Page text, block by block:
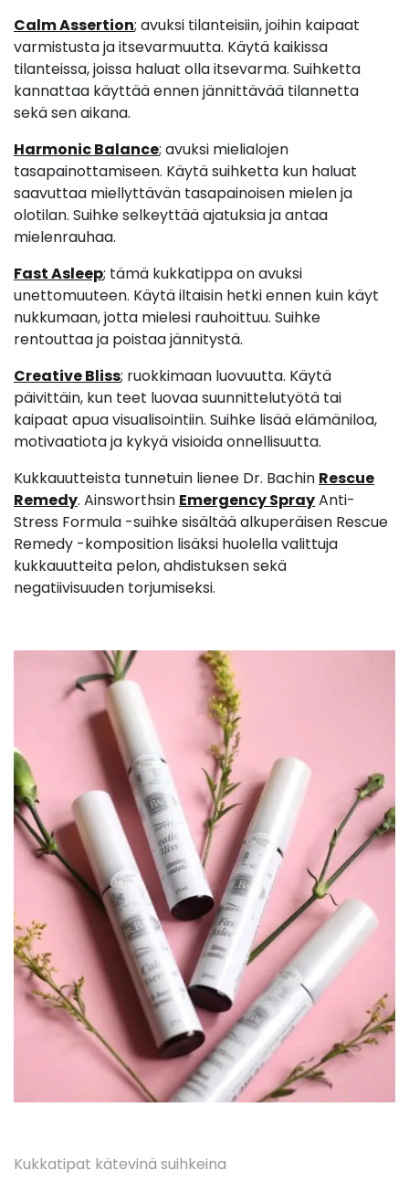
Calm Assertion; avuksi tilanteisiin, joihin kaipaat
varmistusta ja itsevarmuutta. Käytä kaikissa
tilanteissa, joissa haluat olla itsevarma. Suihketta
kannattaa käyttää ennen jännittävää tilannetta
sekä sen aikana.
Harmonic Balance; avuksi mielialojen
tasapainottamiseen. Käytä suihketta kun haluat
saavuttaa miellyttävän tasapainoisen mielen ja
olotilan. Suihke selkeyttää ajatuksia ja antaa
mielenrauhaa.
Fast Asleep; tämä kukkatippa on avuksi
unettomuuteen. Käytä iltaisin hetki ennen kuin käyt
nukkumaan, jotta mielesi rauhoittuu. Suihke
rentouttaa ja poistaa jännitystä.
Creative Bliss; ruokkimaan luovuutta. Käytä
päivittäin, kun teet luovaa suunnittelutyötä tai
kaipaat apua visualisointiin. Suihke lisää elämäniloa,
motivaatiota ja kykyä visioida onnellisuutta.
Kukkauutteista tunnetuin lienee Dr. Bachin Rescue
Remedy. Ainsworthsin Emergency SprayAnti-
Stress Formula -suihke sisältää alkuperäisen Rescue
Remedy -komposition lisäksi huolella valittuja
kukkauutteita pelon, ahdistuksen sekä
negatiivisuuden torjumiseksi.
Kukkatipat kätevinä suihkeina